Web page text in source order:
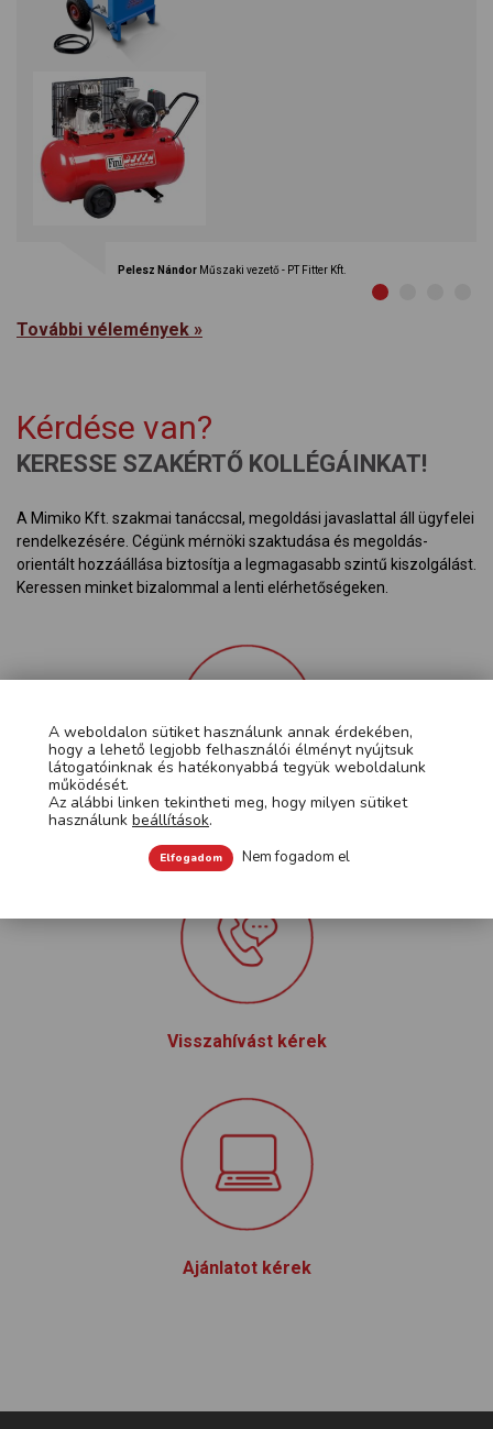
Pelesz Nándor Műszaki vezető - PT Fitter Kft.
1
További vélemények »
Kérdése van?
KERESSE SZAKÉRTŐ KOLLÉGÁINKAT!
A Mimiko Kft. szakmai tanáccsal, megoldási javaslattal áll ügyfelei
rendelkezésére. Cégünk mérnöki szaktudása és megoldás-
orientált hozzáállása biztosítja a legmagasabb szintű kiszolgálást.
Keressen minket bizalommal a lenti elérhetőségeken.
Üzenetet küldök
Visszahívást kérek
Ajánlatot kérek
A weboldalon sütiket használunk annak érdekében,
hogy a lehető legjobb felhasználói élményt nyújtsuk
látogatóinknak és hatékonyabbá tegyük weboldalunk
működését.
Az alábbi linken tekintheti meg, hogy milyen sütiket
használunk beállítások.
Elfogadom Nem fogadom el